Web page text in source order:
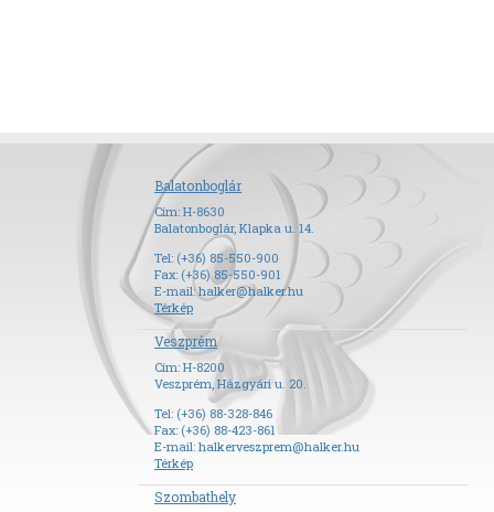
Balatonboglár
Cím: H-8630
Balatonboglár, Klapka u. 14.
Tel: (+36) 85-550-900
Fax: (+36) 85-550-901
E-mail:halker@halker.hu
Térkép
Veszprém
Cím: H-8200
Veszprém, Házgyári u. 20.
Tel: (+36) 88-328-846
Fax: (+36) 88-423-861
E-mail: halkerveszprem@halker.hu
Térkép
Szombathely